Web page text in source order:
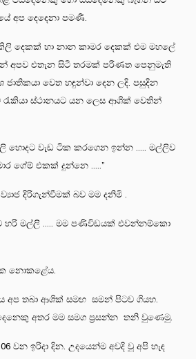
අප දෙදෙනා පමණි.
දෙකක් හා නාන කාමර දෙකක් එම මහලේ
අපව එතැන සිටි තරමක් පරිණත පෙනුමැති
ජාතිකයා වෙත හඳුන්වා දෙන ලදි. පසුදින
රැකියා ස්ථානයට යන ලෙස ආශික් වෙතින්
හොදට වැඩ ටික කරගෙන ඉන්න ..... මල්ලිව
ගේම් එකක් දුන්නෙ .....”
දිරිගැන්වීමක් බව මම දනිමි .
හරි මල්ලි ..... මම පණිවිඩයක් එවන්නම්කො
නොකළේය.
අප තබා ආශික් සමඟ සමන් පිටව ගියහ.
අතර මම සමග ප්‍රසන්න තනි වුණෙමු.
වන ඉරිදා දින. උදයෙන්ම අවදි වූ අපි හැඳ